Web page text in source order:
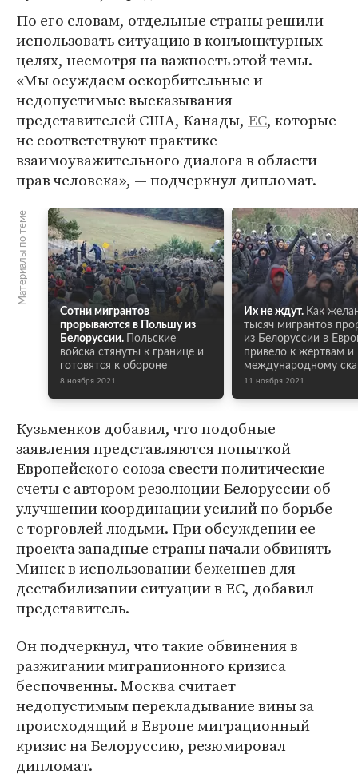
По его словам, отдельные страны решили
использовать ситуацию в конъюнктурных
целях, несмотря на важность этой темы.
«Мы осуждаем оскорбительные и
недопустимые высказывания
представителей США, Канады, ЕС, которые
не соответствуют практике
взаимоуважительного диалога в области
прав человека», — подчеркнул дипломат.
Материалы по теме
Сотни мигрантов
прорываются в Польшу из
Белоруссии.
Польские
войска стянуты к границе и
готовятся к обороне
8 ноября 2021
Их не ждут. Как
тысяч мигрантов
из Белоруссии в
привело к жертвам и
международному
11 ноября 2021
Кузьменков добавил, что подобные
заявления представляются попыткой
Европейского союза свести политические
счеты с автором резолюции Белоруссии об
улучшении координации усилий по борьбе
с торговлей людьми. При обсуждении ее
проекта западные страны начали обвинять
Минск в использовании беженцев для
дестабилизации ситуации в ЕС, добавил
представитель.
Он подчеркнул, что такие обвинения в
разжигании миграционного кризиса
беспочвенны. Москва считает
недопустимым перекладывание вины за
происходящий в Европе миграционный
кризис на Белоруссию, резюмировал
дипломат.